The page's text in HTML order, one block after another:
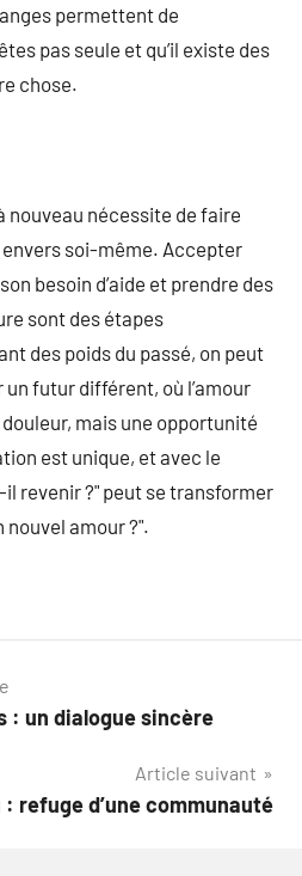
permettent de
pas seule et qu’il existe des
chose.
nouveau nécessite de faire
soi-même. Accepter
besoin d’aide et prendre des
sont des étapes
des poids du passé, on peut
futur différent, où l’amour
douleur, mais une opportunité
est unique, et avec le
revenir ?" peut se transformer
nouvel amour ?".
: un dialogue sincère
Article suivant
refuge d’une communauté